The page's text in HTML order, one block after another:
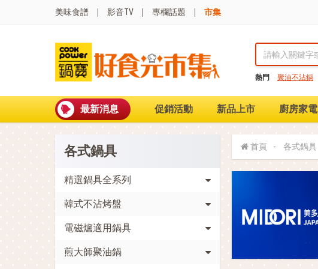
美味食譜 影音TV 專欄話題 市集
熱門 聚油不沾鍋
最新消息 促銷活動 新品上市 廚房家電
各式鍋具
精選鍋具全系列
韓式不沾烤盤
電磁爐適用鍋具
煎大師聚油鍋
首頁 各式鍋具